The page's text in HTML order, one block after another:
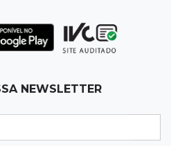
NEWSLETTER